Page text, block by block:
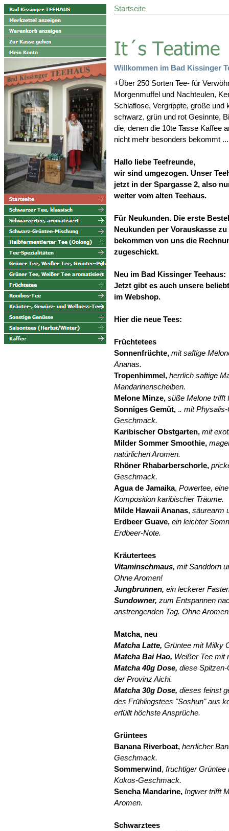
Startseite
Willkommen im Bad Kissinger
+Über 250 Sorten Tee- für
Morgenmuffel und Nachteulen,
Schlaflose, Vergrippte, große und
schwarz, grün und rot Gesinnte,
die, denen die 10te Tasse Kaffee
nicht mehr besonders bekommt ...
Hallo liebe Teefreunde,
wir sind umgezogen. Unser
jetzt in der Spargasse 2, also
weiter vom alten Teehaus.
Für Neukunden. Die erste
Neukunden per Vorauskasse
bekommen von uns die
zugeschickt.
Neu im Bad Kissinger Teehaus:
Jetzt gibt es auch unsere
im Webshop.
Hier die neue Tees:
Früchtetees
Sonnenfrüchte, mit saftige
Ananas.
Tropenhimmel, herrlich saftige
Mandarinenscheiben.
Melone Minze, süße Melone trifft
Sonniges Gemüt, .. mit
Geschmack.
Karibischer Obstgarten, mit
Milder Sommer Smoothie,
natürlichen Aromen.
Rhöner Rhabarberschorle,
Geschmack.
Agua de Jamaika, Powertee,
Komposition karibischer Träume.
Milde Hawaii Ananas, säurearm
Erdbeer Guave, ein leichter
Erdbeer-Note.
Kräutertees
Vitaminschmaus, mit Sanddorn
Ohne Aromen!
Jungbrunnen, ein leckerer
Sundowner, zum Entspannen
anstrengenden Tag. Ohne
Matcha, neu
Matcha Latte, Grüntee mit Milky
Matcha Bai Hao, Weißer Tee mit
Matcha 40g Dose, diese
der Provinz Aichi.
Matcha 30g Dose, dieses feinst
des Frühlingstees "Soshun" aus
erfüllt höchste Ansprüche.
Grüntees
Banana Riverboat, herrlicher
Geschmack.
Sommerwind, fruchtiger Grüntee
Kokos-Geschmack.
Sencha Mandarine, Ingwer trifft
Aromen.
Schwarztees